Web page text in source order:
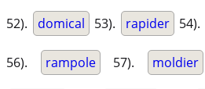
52). domical 53). rapider 54).
56). rampole 57). moldier